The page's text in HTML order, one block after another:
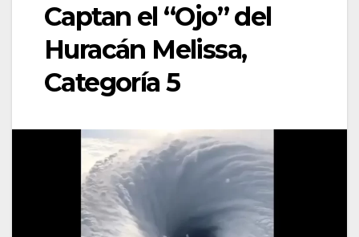
Captan el “Ojo” del
Huracán Melissa,
Categoría 5